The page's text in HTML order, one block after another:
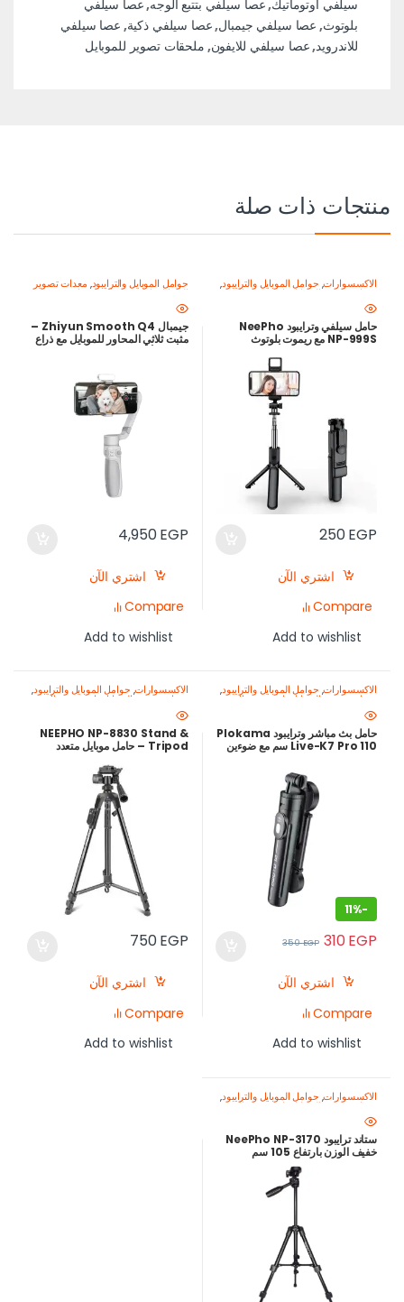
سيلفي اوتوماتيك, عصا سيلفي بتتبع الوجه, عصا سيلفي
بلوتوث, عصا سيلفي جيمبال, عصا سيلفي ذكية, عصا سيلفي
للاندرويد, عصا سيلفي للايفون, ملحقات تصوير للموبايل
منتجات ذات صلة
الاكسسوارات, حوامل الموبايل والترايبود,
معدات تصوير الموبايل-اصنع محتواك
باحتراف
حامل سيلفي وترايبود NeePho
NP-999S مع ريموت بلوتوث
250EGP
اشتري الآن
Compare
Add to wishlist
حوامل الموبايل والترايبود, معدات تصوير
الموبايل-اصنع محتواك باحتراف
جيمبال Zhiyun Smooth Q4 –
مثبت ثلاثي المحاور للموبايل مع ذراع
4,950EGP
اشتري الآن
Compare
Add to wishlist
الاكسسوارات, حوامل الموبايل والترايبود,
معدات تصوير الموبايل-اصنع محتواك
باحتراف
حامل بث مباشر وترايبود Plokama
Live-K7 Pro 110 سم مع ضوءين
-
11%
310EGP
350EGP
اشتري الآن
Compare
Add to wishlist
الاكسسوارات, حوامل الموبايل والترايبود,
معدات تصوير الموبايل-اصنع محتواك
باحتراف
NEEPHO NP-8830 Stand &
Tripod – حامل موبايل متعدد
750EGP
اشتري الآن
Compare
Add to wishlist
الاكسسوارات, حوامل الموبايل والترايبود,
معدات تصوير الموبايل-اصنع محتواك
باحتراف
ستاند ترايبود NeePho NP-3170
خفيف الوزن بارتفاع 105 سم
للموبايل والكاميرا